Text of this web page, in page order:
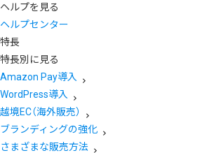
ヘルプを見る
ヘルプセンター
特長
特長別に見る
Amazon Pay導入
WordPress導入
越境EC（海外販売）
ブランディングの強化
さまざまな販売方法